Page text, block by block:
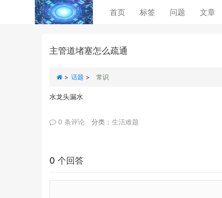
首页(current)
标签 问题 文章
主管道堵塞怎么疏通
> 话题 > 常识
水龙头漏水
0 条评论 分类： 生活难题
0 个回答